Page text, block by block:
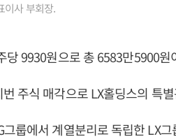
이사 부회장.
당 9930원으로 총 6583만5900원
주식 매각으로 LX홀딩스의 특
그룹에서 계열분리로 독립한 LX